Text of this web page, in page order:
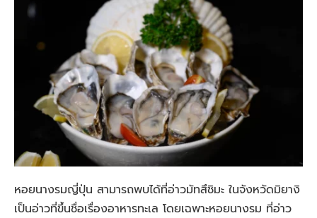
หอยนางรมญี่ปุ่น สามารถพบได้ที่อ่าวมัทสึชิมะ ในจังหวัดมิยางิ
เป็นอ่าวที่ขึ้นชื่อเรื่องอาหารทะเล โดยเฉพาะหอยนางรม ที่อ่าว